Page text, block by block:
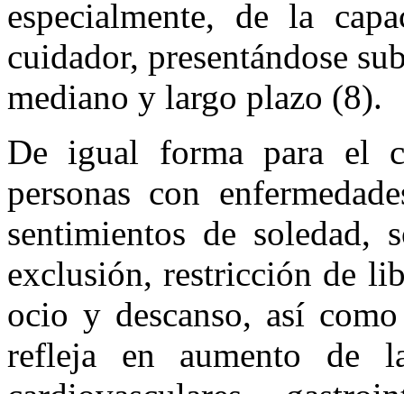
especialmente, de la
cuidador, presentándose
mediano y largo plazo (8).
De igual forma para el
personas con
sentimientos de soledad,
exclusión, restricción de
ocio y descanso, así
refleja en aumento de